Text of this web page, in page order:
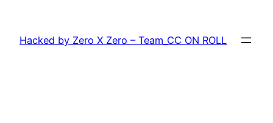
content
Hacked by Zero X Zero – Team_CC ON ROLL